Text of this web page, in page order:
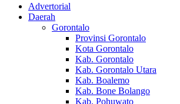
Advertorial
Daerah
Gorontalo
Provinsi Gorontalo
Kota Gorontalo
Kab. Gorontalo
Kab. Gorontalo Utara
Kab. Boalemo
Kab. Bone Bolango
Kab. Pohuwato